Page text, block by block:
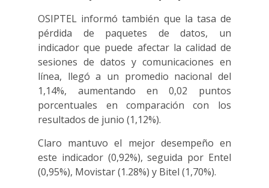
OSIPTEL informó también que la tasa de
pérdida de paquetes de datos, un
indicador que puede afectar la calidad de
sesiones de datos y comunicaciones en
línea, llegó a un promedio nacional del
1,14%, aumentando en 0,02 puntos
porcentuales en comparación con los
resultados de junio (1,12%).
Claro mantuvo el mejor desempeño en
este indicador (0,92%), seguida por Entel
(0,95%), Movistar (1.28%) y Bitel (1,70%).